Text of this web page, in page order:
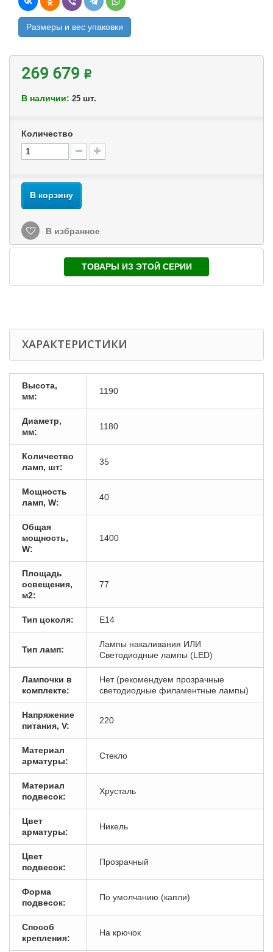
Размеры и вес упаковки
269 679 ₽
В наличии: 25 шт.
Количество
В корзину
В избранное
ТОВАРЫ ИЗ ЭТОЙ СЕРИИ
ХАРАКТЕРИСТИКИ
Высота,
мм:
1190
Диаметр,
мм:
1180
Количество
ламп, шт:
35
Мощность
ламп, W:
40
Общая
мощность,
W:
1400
Площадь
освещения,
м2:
77
Тип цоколя: E14
Тип ламп:
Лампы накаливания ИЛИ
Светодиодные лампы (LED)
Лампочки в
комплекте:
Нет (рекомендуем прозрачные
светодиодные филаментные лампы)
Напряжение
питания, V:
220
Материал
арматуры:
Стекло
Материал
подвесок:
Хрусталь
Цвет
арматуры:
Никель
Цвет
подвесок:
Прозрачный
Форма
подвесок:
По умолчанию (капли)
Способ
крепления:
На крючок